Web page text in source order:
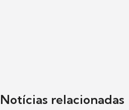
Notícias relacionadas